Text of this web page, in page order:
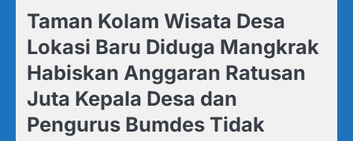
Taman Kolam Wisata Desa
Lokasi Baru Diduga Mangkrak
Habiskan Anggaran Ratusan
Juta Kepala Desa dan
Pengurus Bumdes Tidak